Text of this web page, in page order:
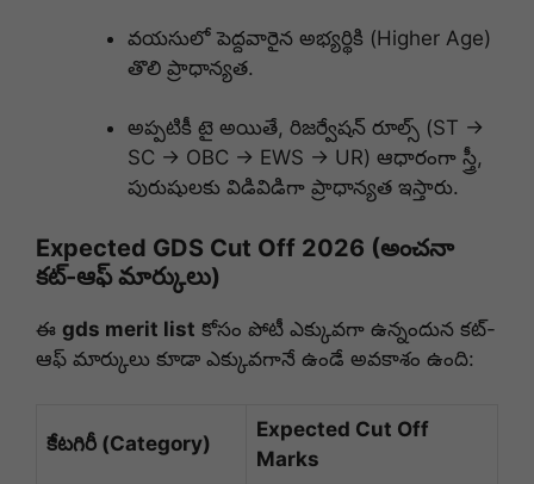
వయసులో పెద్దవారైన అభ్యర్థికి (Higher Age)
తొలి ప్రాధాన్యత.
అప్పటికీ టై అయితే, రిజర్వేషన్ రూల్స్ (ST →
SC → OBC → EWS → UR) ఆధారంగా స్త్రీ,
పురుషులకు విడివిడిగా ప్రాధాన్యత ఇస్తారు.
Expected GDS Cut Off 2026 (అంచనా
కట్-ఆఫ్ మార్కులు)
ఈ gds merit list కోసం పోటీ ఎక్కువగా ఉన్నందున కట్-
ఆఫ్ మార్కులు కూడా ఎక్కువగానే ఉండే అవకాశం ఉంది:
కేటగిరీ (Category)
Expected Cut Off
Marks